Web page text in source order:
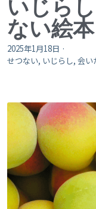
いじら
ない絵本
2025年1月18日 ·
せつない, いじらし, 会い